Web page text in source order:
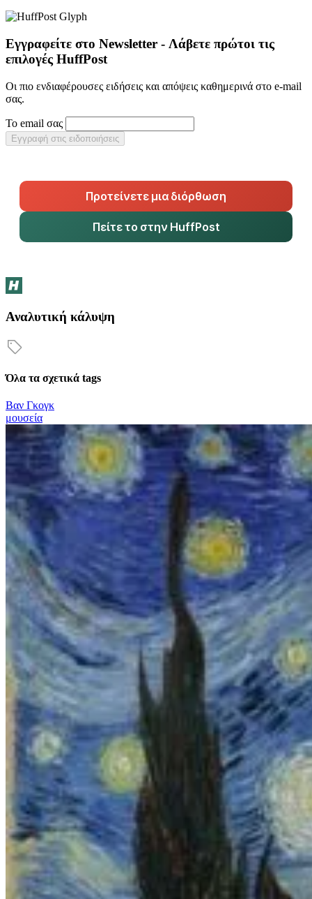
Εγγραφείτε στο Newsletter - Λάβετε πρώτοι τις
επιλογές HuffPost
Οι πιο ενδιαφέρουσες ειδήσεις και απόψεις καθημερινά στο e-mail
σας.
Το email σας
Εγγραφή στις ειδοποιήσεις
Προτείνετε μια διόρθωση
Πείτε το στην HuffPost
Αναλυτική κάλυψη
Όλα τα σχετικά tags
Βαν Γκογκ
μουσεία